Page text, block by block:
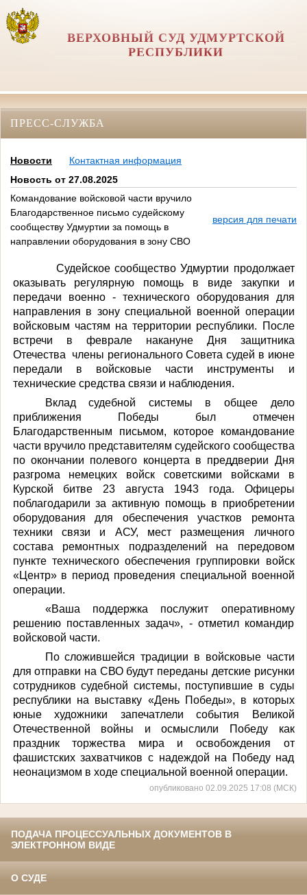
ВЕРХОВНЫЙ СУД УДМУРТСКОЙ
РЕСПУБЛИКИ
ПРЕСС-СЛУЖБА
Новости
Контактная информация
Новость от 27.08.2025
Командование войсковой части вручило
Благодарственное письмо судейскому
сообществу Удмуртии за помощь в
направлении оборудования в зону СВО
версия для печати
Судейское сообщество Удмуртии продолжает
оказывать регулярную помощь в виде закупки и
передачи военно - технического оборудования для
направления в зону специальной военной операции
войсковым частям на территории республики. После
встречи в феврале накануне Дня защитника
Отечества члены регионального Совета судей в июне
передали в войсковые части инструменты и
технические средства связи и наблюдения.
Вклад судебной системы в общее дело
приближения Победы был отмечен
Благодарственным письмом, которое командование
части вручило представителям судейского сообщества
по окончании полевого концерта в преддверии Дня
разгрома немецких войск советскими войсками в
Курской битве 23 августа 1943 года. Офицеры
поблагодарили за активную помощь в приобретении
оборудования для обеспечения участков ремонта
техники связи и АСУ, мест размещения личного
состава ремонтных подразделений на передовом
пункте технического обеспечения группировки войск
«Центр» в период проведения специальной военной
операции.
«Ваша поддержка послужит оперативному
решению поставленных задач», - отметил командир
войсковой части.
По сложившейся традиции в войсковые части
для отправки на СВО будут переданы детские рисунки
сотрудников судебной системы, поступившие в суды
республики на выставку «День Победы», в которых
юные художники запечатлели события Великой
Отечественной войны и осмыслили Победу как
праздник торжества мира и освобождения от
фашистских захватчиков с надеждой на Победу над
неонацизмом в ходе специальной военной операции.
опубликовано 02.09.2025 17:08 (МСК)
ПОДАЧА ПРОЦЕССУАЛЬНЫХ ДОКУМЕНТОВ В
ЭЛЕКТРОННОМ ВИДЕ
О СУДЕ